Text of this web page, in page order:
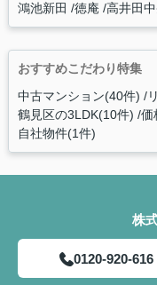
鴻池新田
徳庵 高井田
おすすめこだわり特集
中古マンション(40件)
鶴見区の3LDK(10件) 価
自社物件(1件)
株
0120-920-616